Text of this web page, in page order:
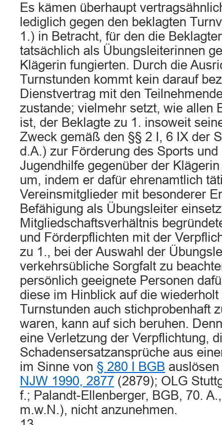
Es kämen überhaupt
lediglich gegen den beklagten
1.) in Betracht, für den die
tatsächlich als Übungsleiterinnen
Klägerin fungierten. Durch die
Turnstunden kommt kein darauf
Dienstvertrag mit den
zustande; vielmehr setzt, wie allen
ist, der Beklagte zu 1. insoweit
Zweck gemäß den §§ 2 I, 6 IX der
d.A.) zur Förderung des Sports
Jugendhilfe gegenüber der
um, indem er dafür ehrenamtlich
Vereinsmitglieder mit besonderer
Befähigung als Übungsleiter
Mitgliedschaftsverhältnis
und Förderpflichten mit der
zu 1., bei der Auswahl der
verkehrsübliche Sorgfalt zu
persönlich geeignete Personen
diese im Hinblick auf die wiederholt
Turnstunden auch stichprobenhaft
waren, kann auf sich beruhen.
eine Verletzung der Verpflichtung,
Schadensersatzansprüche aus
im Sinne von § 280 I BGB
NJW 1990, 2877 (2879); OLG
f.; Palandt-Ellenberger, BGB, 70.
m.w.N.), nicht anzunehmen.